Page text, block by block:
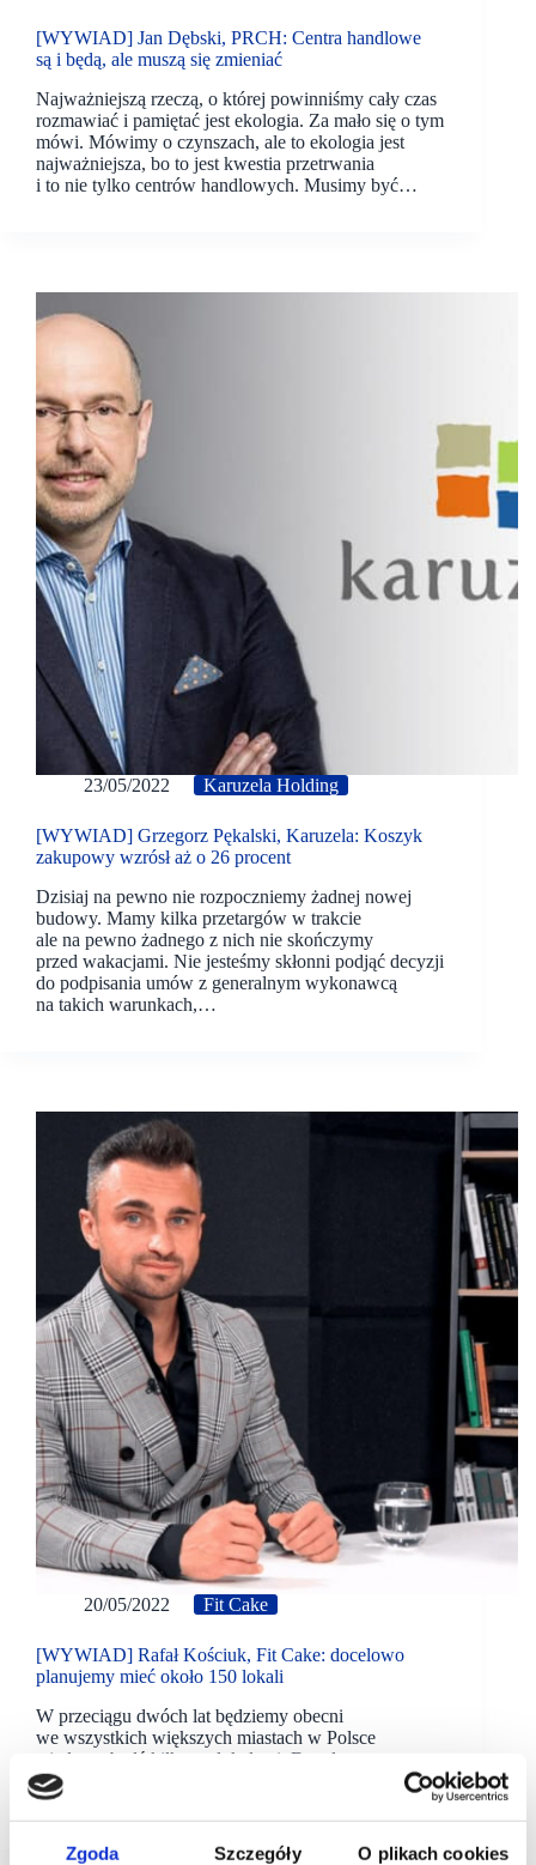
Zgoda Szczegóły O plikach cookies
[WYWIAD] Jan Dębski, PRCH: Centra handlowe
są i będą, ale muszą się zmieniać
Najważniejszą rzeczą, o której powinniśmy cały czas
rozmawiać i pamiętać jest ekologia. Za mało się o tym
mówi. Mówimy o czynszach, ale to ekologia jest
najważniejsza, bo to jest kwestia przetrwania
i to nie tylko centrów handlowych. Musimy być…
23/05/2022 Karuzela Holding
[WYWIAD] Grzegorz Pękalski, Karuzela: Koszyk
zakupowy wzrósł aż o 26 procent
Dzisiaj na pewno nie rozpoczniemy żadnej nowej
budowy. Mamy kilka przetargów w trakcie
ale na pewno żadnego z nich nie skończymy
przed wakacjami. Nie jesteśmy skłonni podjąć decyzji
do podpisania umów z generalnym wykonawcą
na takich warunkach,…
20/05/2022 Fit Cake
[WYWIAD] Rafał Kościuk, Fit Cake: docelowo
planujemy mieć około 150 lokali
W przeciągu dwóch lat będziemy obecni
we wszystkich większych miastach w Polsce
z jednym bądź kilkoma lokalami. Docelowo
planujemy mieć ok. 150 lokali. Natomiast żeby pójść
dalej musimy wyjść poza…